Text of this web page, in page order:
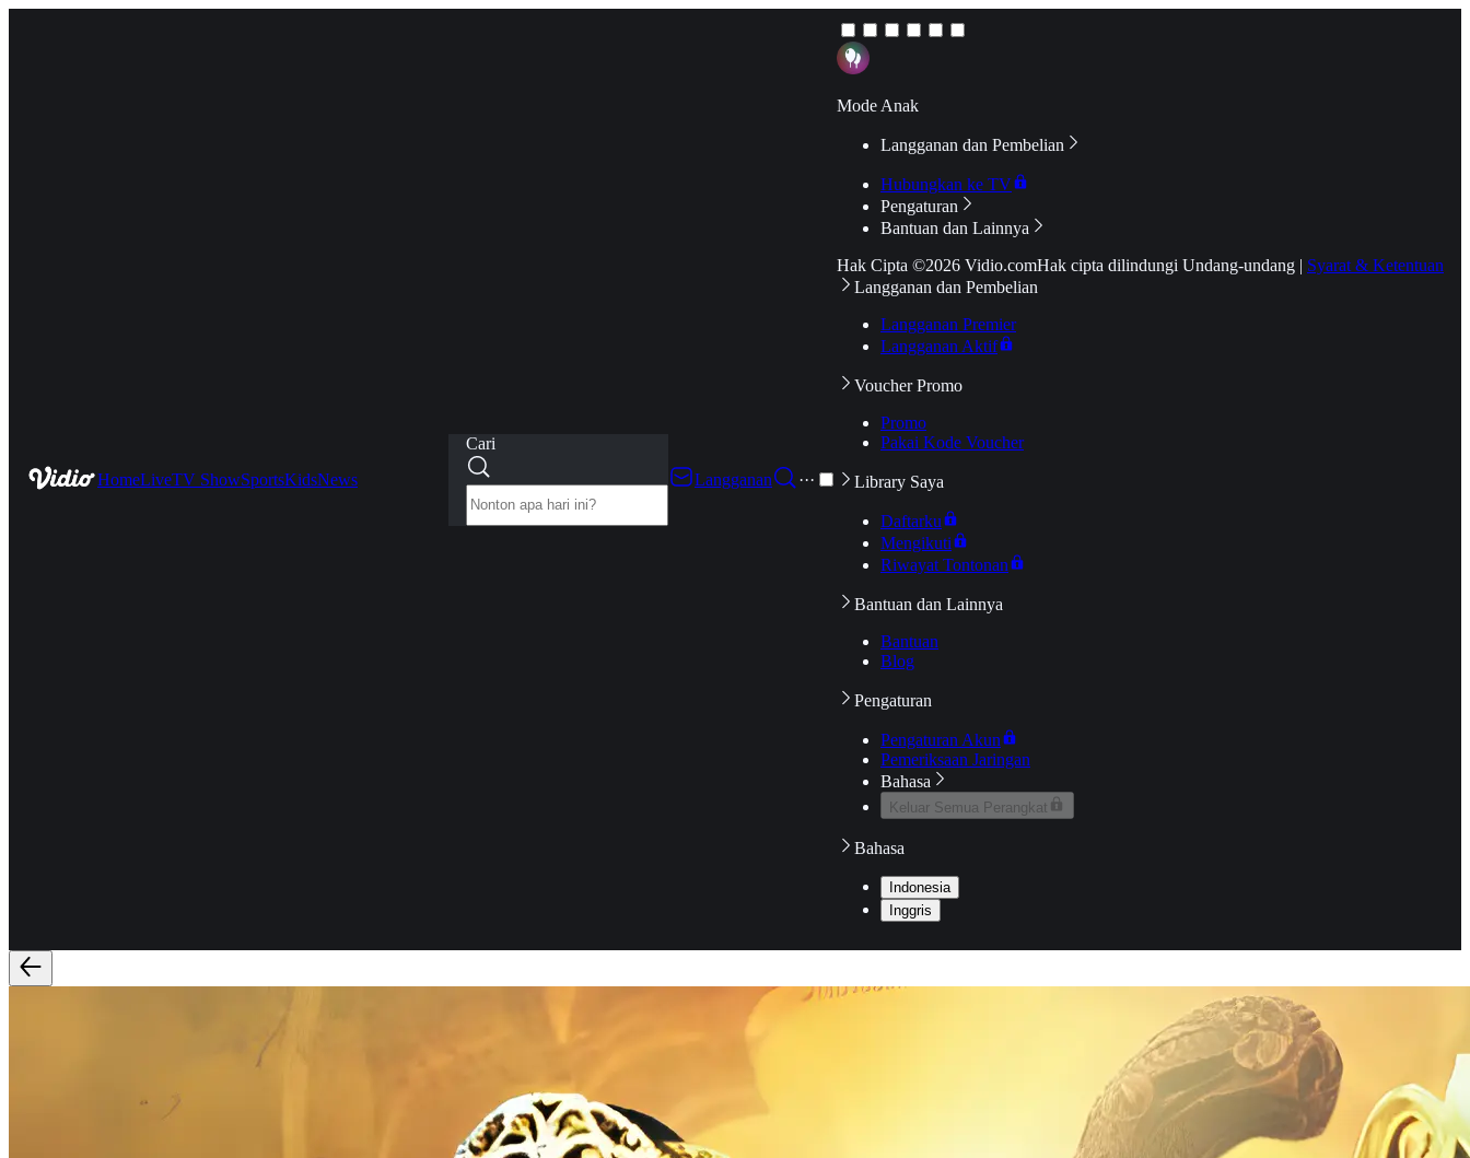
HomeLiveTV ShowSportsKidsNews
Cari
Langganan
···
Mode Anak
Langganan dan Pembelian
Hubungkan ke TV
Pengaturan
Bantuan dan Lainnya
Hak Cipta ©2026 Vidio.comHak cipta dilindungi Undang-undang | Syarat & Ketentuan
Langganan dan Pembelian
Langganan Premier
Langganan Aktif
Voucher Promo
Promo
Pakai Kode Voucher
Library Saya
Daftarku
Mengikuti
Riwayat Tontonan
Bantuan dan Lainnya
Bantuan
Blog
Pengaturan
Pengaturan Akun
Pemeriksaan Jaringan
Bahasa
Keluar Semua Perangkat
Bahasa
Indonesia
Inggris